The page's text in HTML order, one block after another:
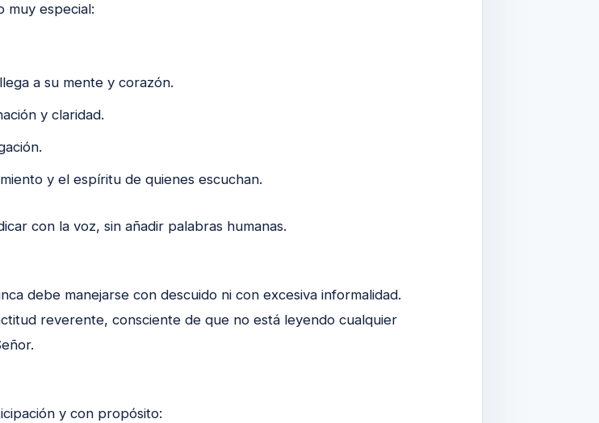
muy especial:
a su mente y corazón.
y claridad.
y el espíritu de quienes escuchan.
con la voz, sin añadir palabras humanas.
debe manejarse con descuido ni con excesiva informalidad.
reverente, consciente de que no está leyendo cualquier
y con propósito: